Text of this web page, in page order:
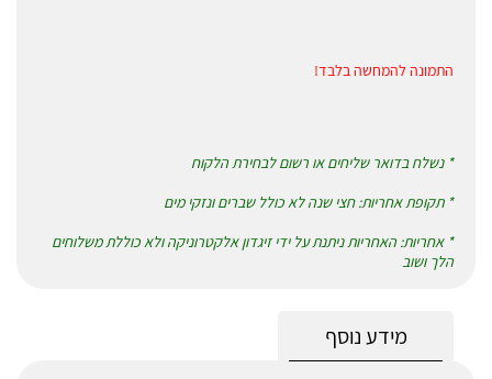
התמונה להמחשה בלבד!
* נשלח בדואר שליחים או רשום לבחירת הלקוח
* תקופת אחריות: חצי שנה לא כולל שברים ונזקי מים
* אחריות: האחריות ניתנת על ידי זיגדון אלקטרוניקה ולא כוללת משלוחים
הלך ושוב
מידע נוסף